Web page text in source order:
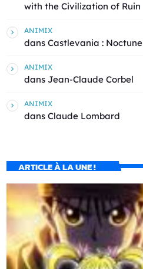
with the Civilization of Ruin
ANIMIX
dans Castlevania : Noctune
ANIMIX
dans Jean-Claude Corbel
ANIMIX
dans Claude Lombard
ARTICLE À LA UNE !